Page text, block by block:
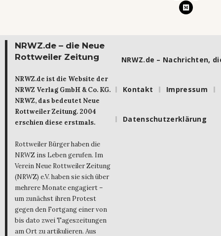
NRWZ.de – die Neue
Rottweiler Zeitung
NRWZ.de ist die Website der
NRWZ Verlag GmbH & Co. KG.
NRWZ, das bedeutet Neue
Rottweiler Zeitung. 2004
erschien diese erstmals.
Rottweiler Bürger haben die
NRWZ ins Leben gerufen. Im
Verein Neue Rottweiler Zeitung
(NRWZ) e.V. haben sie sich über
mehrere Monate engagiert –
um zunächst ihren Protest
gegen den Fortgang einer von
bis dato zwei Tageszeitungen
am Ort zu artikulieren. Aus
NRWZ.de – Nachrichten,
Kontakt Impressum
Datenschutzerklärung